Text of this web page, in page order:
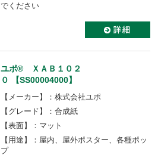
でください
ユポ® ＸＡＢ１０２
０ 【SS00004000】
【メーカー】：株式会社ユポ
【グレード】：合成紙
【表面】：マット
【用途】：屋内、屋外ポスター、各種ポッ
プ